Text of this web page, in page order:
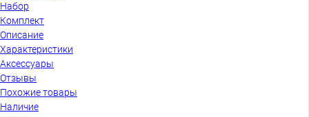
Набор
Комплект
Описание
Характеристики
Аксессуары
Отзывы
Похожие товары
Наличие